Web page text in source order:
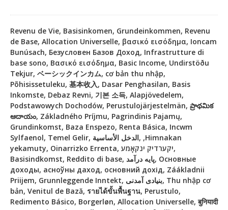
Revenu de Vie, Basisinkomen, Grundeinkommen, Revenu
de Base, Allocation Universelle, βασικό εισόδημα, Ioncam
Bunúsach, Безусловен Базов Доход, Infrastrutture di
base sono, Βασικό εισόδημα, Basic Income, Undirstöðu
Tekjur, ベーシックインカム, cơ bản thu nhập,
Põhisissetuleku, 基本收入, Dasar Penghasilan, Basis
Inkomste, Debaz Revni, 기본 소득, Alapjövedelem,
Podstawowych Dochodów, Perustulojärjestelmän, ప్రాథమిక
ఆదాయం, Základného Príjmu, Pagrindinis Pajamų,
Grundinkomst, Baza Enspezo, Renta Básica, Incwm
Sylfaenol, Temel Gelir, الدخل الأساسية, ,Himnakan
yekamuty, Oinarrizko Errenta, יקערדיק ינקאָמע,
Basisindkomst, Reddito di base, پایه درآمد, Основные
доходы, асноўны даход, основний дохід, Záákladnii
Priijem, Grunnleggende Inntekt, بنیادی آمدنی, Thu nhập cơ
bản, Venitul de Bază, รายได้ขั้นพื้นฐาน, Perustulo,
Redimento Básico, Borgerløn, Allocation Universelle, बुनियादी